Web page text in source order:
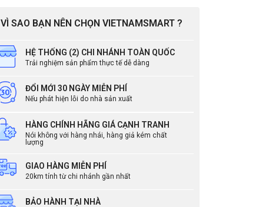
VÌ SAO BẠN NÊN CHỌN VIETNAMSMART ?
HỆ THỐNG (2) CHI NHÁNH TOÀN QUỐC
Trải nghiệm sản phẩm thực tế dễ dàng
ĐỔI MỚI 30 NGÀY MIỄN PHÍ
Nếu phát hiện lỗi do nhà sản xuất
HÀNG CHÍNH HÃNG GIÁ CẠNH TRANH
Nói không với hàng nhái, hàng giả kém chất
lượng
GIAO HÀNG MIỄN PHÍ
20km tính từ chi nhánh gần nhất
BẢO HÀNH TẠI NHÀ